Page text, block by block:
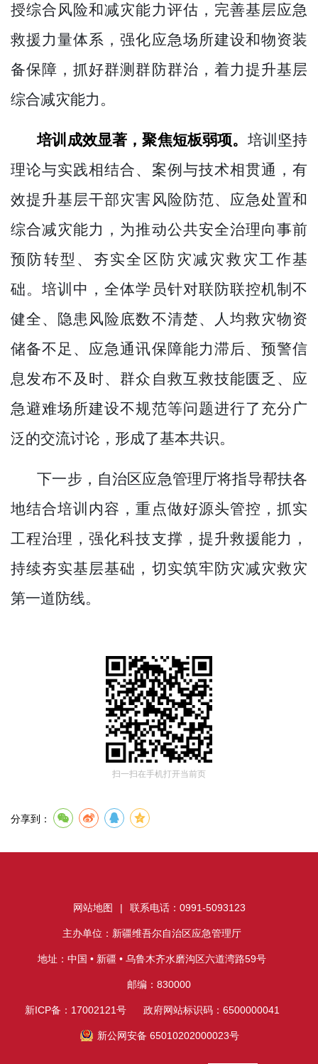
授综合风险和减灾能力评估，完善基层应急
救援力量体系，强化应急场所建设和物资装
备保障，抓好群测群防群治，着力提升基层
综合减灾能力。
培训成效显著，聚焦短板弱项。 培训坚持
理论与实践相结合、案例与技术相贯通，有
效提升基层干部灾害风险防范、应急处置和
综合减灾能力，为推动公共安全治理向事前
预防转型、夯实全区防灾减灾救灾工作基
础。培训中，全体学员针对联防联控机制不
健全、隐患风险底数不清楚、人均救灾物资
储备不足、应急通讯保障能力滞后、预警信
息发布不及时、群众自救互救技能匮乏、应
急避难场所建设不规范等问题进行了充分广
泛的交流讨论，形成了基本共识。
下一步，自治区应急管理厅将指导帮扶各
地结合培训内容，重点做好源头管控，抓实
工程治理，强化科技支撑，提升救援能力，
持续夯实基层基础，切实筑牢防灾减灾救灾
第一道防线。
扫一扫在手机打开当前页
分享到：
网站地图 | 联系电话：0991-5093123
主办单位：新疆维吾尔自治区应急管理厅
地址：中国 • 新疆 • 乌鲁木齐水磨沟区六道湾路59号
邮编：830000
新ICP备：17002121号 政府网站标识码：6500000041
新公网安备 65010202000023号